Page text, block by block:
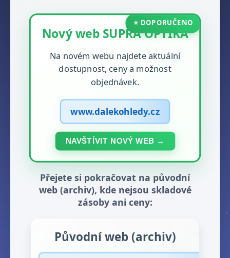
⭐ DOPORUČENO
Nový web SUPRA OPTIKA
Na novém webu najdete aktuální
dostupnost, ceny a možnost
objednávek.
www.dalekohledy.cz
NAVŠTÍVIT NOVÝ WEB →
Přejete si pokračovat na původní
web (archiv), kde nejsou skladové
zásoby ani ceny:
Původní web (archiv)